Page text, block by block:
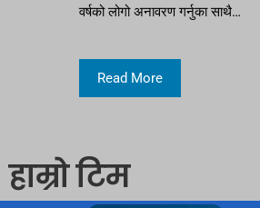
वर्षको लोगो अनावरण गर्नुका साथै…
Read More
हाम्रो टिम